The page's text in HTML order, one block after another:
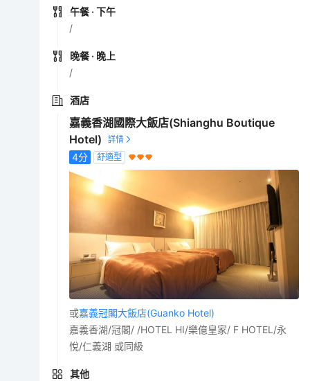
午餐 · 下午
/
晚餐 · 晚上
/
酒店
嘉義香湖國際大飯店(Shianghu Boutique
Hotel)
4分 舒適型
或嘉義冠閣大飯店(Guanko Hotel)
嘉義香湖/冠閣/ /HOTEL HI/樂億皇家/ F HOTEL/永
悅/仁義湖 或同級
其他